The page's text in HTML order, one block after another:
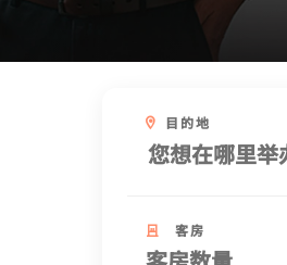
目的地
客房